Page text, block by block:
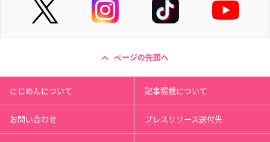
ページの先頭へ
にじめんについて 記事掲載について
お問い合わせ プレスリリース送付先